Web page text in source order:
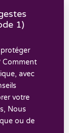
1)
Comment
avec
votre
Nous
ou de